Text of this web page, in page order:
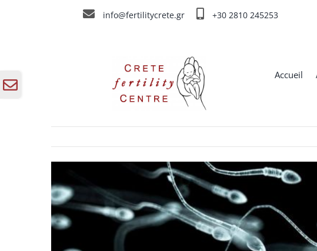
info@fertilitycrete.gr +30 2810 245253
Accueil
Tout savoir sur le
Toggle
Sliding